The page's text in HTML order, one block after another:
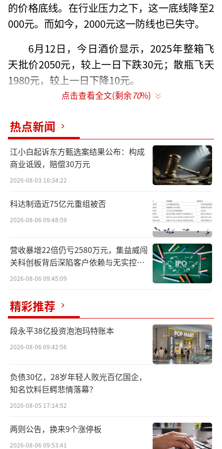
的价格底线。在行业压力之下，这一底线降至2
000元。而如今，2000元这一防线也已失守。
6月12日，今日酒价显示，2025年整箱飞
天批价2050元，较上一日下跌30元；散瓶飞天
1980元，较上一日下降10元。
中华网财经向贵州茅台方面询问茅台酒价
格下降相关问题，截至发稿未收到回复。
近段时间，电商平台上的飞天茅台成交价
是业内关注焦点。拼多多平台上，有商家售卖
飞天茅台3800元两瓶，折合一瓶1900元；美团
往有着明显差距。
不稳定的价格也让白酒回收商们谨慎出
手。中华网财经在与多家白酒回收店沟通时了
解到，目前普遍不回收茅台酒。有商家表
示，“现在库里茅台太多了，销售也一般。”
另有商家指出，“散瓶回收1800元，整箱
每瓶1900元。我们从经销商手里拿货，整箱大
概在1960元左右。现在价格低是市面上茅台较
多，短期内回收价回到2000元以上有难度。”
酒类分析师蔡学飞表示，飞天茅台这样的
明星酒类产品本身在宴席、礼品消费市场具有
不可替代性，具有消费受众广、曝光度高、社
会刚需性强等特点，而现在正值618电商大促期
间，一些电商平台与商户存在着通过低价白酒
点击查看全文(剩余70%)
热点新闻
江小白起诉东方甄选案结果公布：构成
商业诋毁，赔偿30万元
2026-08-03 16:34:22
科达制造近75亿元重组被否
2026-08-06 09:48:59
营收暴增22倍仍亏2580万元，集益威闯
关科创板背后深陷客户依赖与无实控人
困局
2026-08-06 09:45:09
精彩推荐
段永平38亿投资泡泡玛特账本
2026-08-06 09:42:56
负债30亿，28岁年轻人败光百亿国企，
知名饮料巨鳄悲情落幕？
2026-08-05 17:14:52
两则公告，换来9个涨停板
2026-08-06 09:53:41